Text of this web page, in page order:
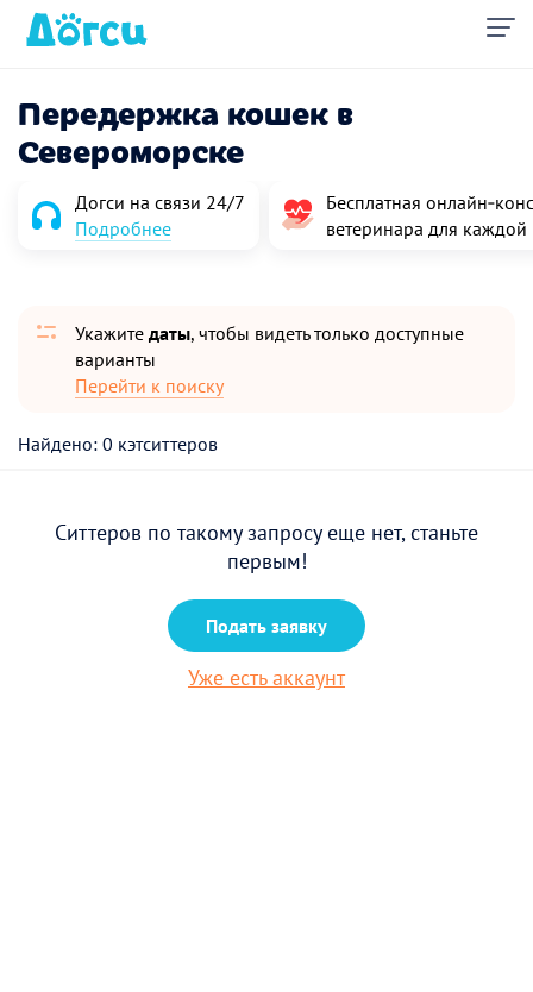
Передержка кошек в
Североморске
Догси на связи 24/7
Подробнее
Бесплатная
ветеринара для
Укажите даты, чтобы видеть только доступные
варианты
Перейти к поиску
Найдено: 0 кэтситтеров
Ситтеров по такому запросу еще нет, станьте
первым!
Подать заявку
Уже есть аккаунт